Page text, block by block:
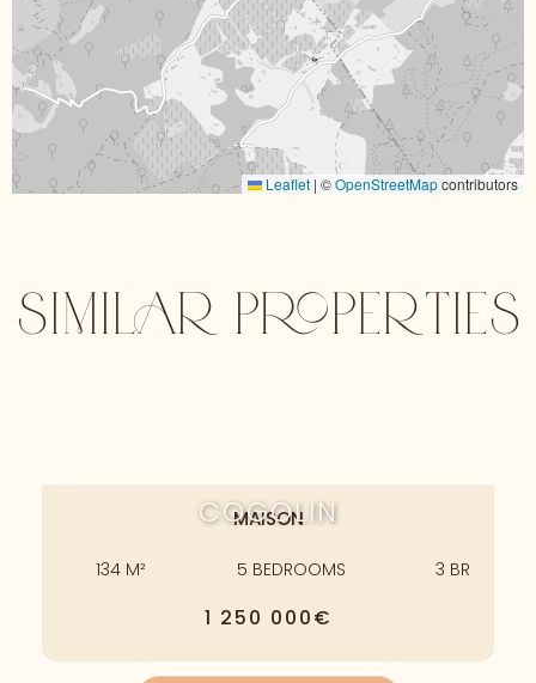
Leaflet | ©OpenStreetMapcontributors
SIMILAR PROPERTIES
COGOLIN
MAISON
134 M² 5 BEDROOMS 3 BR
1 250 000€